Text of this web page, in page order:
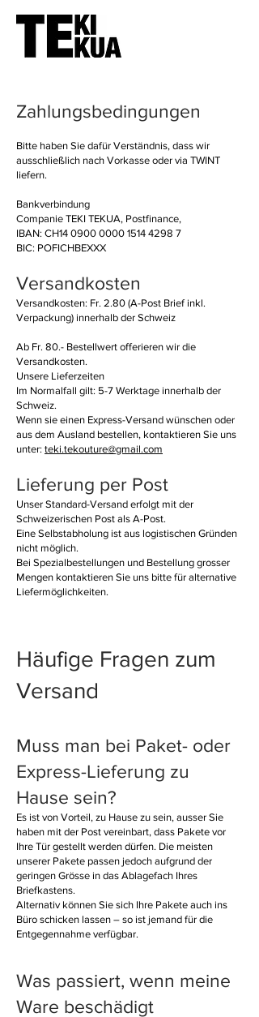
Zahlungsbedingungen
Bitte haben Sie dafür Verständnis, dass wir
ausschließlich nach Vorkasse oder via TWINT
liefern.
Bankverbindung
Companie TEKI TEKUA, Postfinance,
IBAN: CH14 0900 0000 1514 4298 7
BIC: POFICHBEXXX
Versandkosten
Versandkosten: Fr. 2.80 (A-Post Brief inkl.
Verpackung) innerhalb der Schweiz
Ab Fr. 80.- Bestellwert offerieren wir die
Versandkosten.
Unsere Lieferzeiten
Im Normalfall gilt: 5-7 Werktage innerhalb der
Schweiz.
Wenn sie einen Express-Versand wünschen oder
aus dem Ausland bestellen, kontaktieren Sie uns
unter: teki.tekouture@gmail.com
Lieferung per Post
Unser Standard-Versand erfolgt mit der
Schweizerischen Post als A-Post.
Eine Selbstabholung ist aus logistischen Gründen
nicht möglich.
Bei Spezialbestellungen und Bestellung grosser
Mengen kontaktieren Sie uns bitte für alternative
Liefermöglichkeiten.
Häufige Fragen zum
Versand
Muss man bei Paket- oder
Express-Lieferung zu
Hause sein?
Es ist von Vorteil, zu Hause zu sein, ausser Sie
haben mit der Post vereinbart, dass Pakete vor
Ihre Tür gestellt werden dürfen. Die meisten
unserer Pakete passen jedoch aufgrund der
geringen Grösse in das Ablagefach Ihres
Briefkastens.
Alternativ können Sie sich Ihre Pakete auch ins
Büro schicken lassen – so ist jemand für die
Entgegennahme verfügbar.
Was passiert, wenn meine
Ware beschädigt